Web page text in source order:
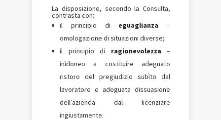
La disposizione, secondo la Consulta,
contrasta con:
il principio di eguaglianza –
omologazione di situazioni diverse;
il principio di ragionevolezza –
inidoneo a costituire adeguato
ristoro del pregiudizio subìto dal
lavoratore e adeguata dissuasione
dell’azienda dal licenziare
ingiustamente.